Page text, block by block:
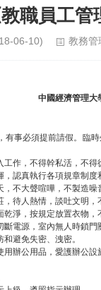
職員工管
06-10) 教務管
中國經濟管理大
有事必須提前請假。臨
作，不得幹私活，不
認真執行各項規章制
不大聲喧嘩，不製造
待人熱情，談吐文明，
淨，按規定放置衣物
電源，室內無人時鎖
避免失密、洩密。
辦公用品，愛護辦公設